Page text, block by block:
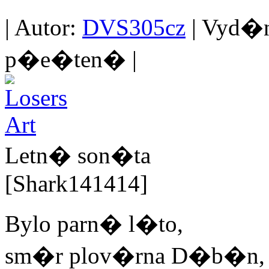
| Autor: DVS305cz |
p�e�ten� |
Letn� son�ta
[Shark141414]
Bylo parn� l�to,
sm�r plov�rna D�b�n,